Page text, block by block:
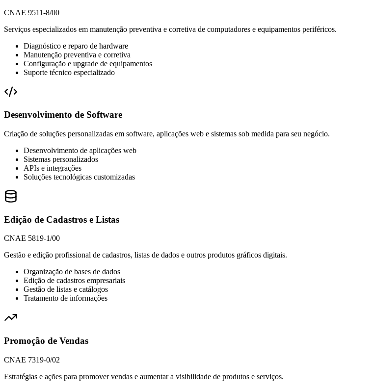
CNAE 9511-8/00
Serviços especializados em manutenção preventiva e corretiva de computadores e equipamentos periféricos.
Diagnóstico e reparo de hardware
Manutenção preventiva e corretiva
Configuração e upgrade de equipamentos
Suporte técnico especializado
Desenvolvimento de Software
Criação de soluções personalizadas em software, aplicações web e sistemas sob medida para seu negócio.
Desenvolvimento de aplicações web
Sistemas personalizados
APIs e integrações
Soluções tecnológicas customizadas
Edição de Cadastros e Listas
CNAE 5819-1/00
Gestão e edição profissional de cadastros, listas de dados e outros produtos gráficos digitais.
Organização de bases de dados
Edição de cadastros empresariais
Gestão de listas e catálogos
Tratamento de informações
Promoção de Vendas
CNAE 7319-0/02
Estratégias e ações para promover vendas e aumentar a visibilidade de produtos e serviços.